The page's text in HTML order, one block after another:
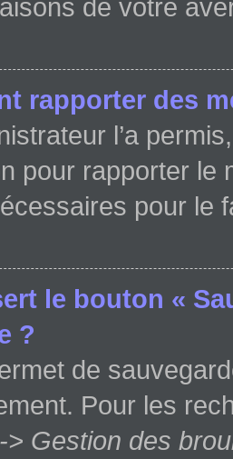
de votre
rapporter des
l’a
pour rapporter le
pour le
le bouton «
?
de
Pour les
Gestion des